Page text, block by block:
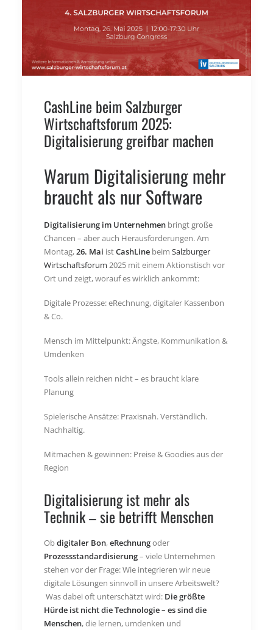
CashLine beim Salzburger
Wirtschaftsforum 2025:
Digitalisierung greifbar machen
Warum Digitalisierung mehr
braucht als nur Software
Digitalisierung im Unternehmen bringt große
Chancen – aber auch Herausforderungen. Am
Montag,26. Mai istCashLine beim Salzburger
Wirtschaftsforum 2025 mit einem Aktionstisch vor
Ort und zeigt, worauf es wirklich ankommt:
Digitale Prozesse: eRechnung, digitaler Kassenbon
& Co.
Mensch im Mittelpunkt: Ängste, Kommunikation &
Umdenken
Tools allein reichen nicht – es braucht klare
Planung
Spielerische Ansätze: Praxisnah. Verständlich.
Nachhaltig.
Mitmachen & gewinnen: Preise & Goodies aus der
Region
Digitalisierung ist mehr als
Technik – sie betrifft Menschen
Obdigitaler Bon,eRechnungoder
Prozessstandardisierung– viele Unternehmen
stehen vor der Frage: Wie integrieren wir neue
digitale Lösungen sinnvoll in unsere Arbeitswelt?
Was dabei oft unterschätzt wird: Die größte
Hürde ist nicht die Technologie – es sind die
Menschen, die lernen, umdenken und